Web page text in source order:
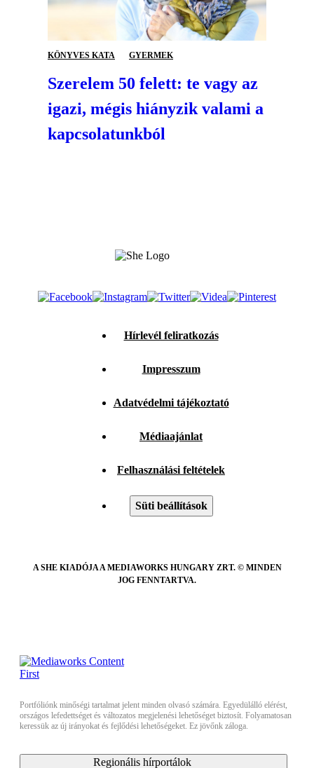
KÖNYVES KATA GYERMEK
Szerelem 50 felett: te vagy az
igazi, mégis hiányzik valami a
kapcsolatunkból
Hírlevél feliratkozás
Impresszum
Adatvédelmi tájékoztató
Médiaajánlat
Felhasználási feltételek
Süti beállítások
A SHE KIADÓJA A MEDIAWORKS HUNGARY ZRT. © MINDEN
JOG FENNTARTVA.
Portfóliónk minőségi tartalmat jelent minden olvasó számára. Egyedülálló elérést,
országos lefedettséget és változatos megjelenési lehetőséget biztosít. Folyamatosan
keressük az új irányokat és fejlődési lehetőségeket. Ez jövőnk záloga.
Regionális hírportálok